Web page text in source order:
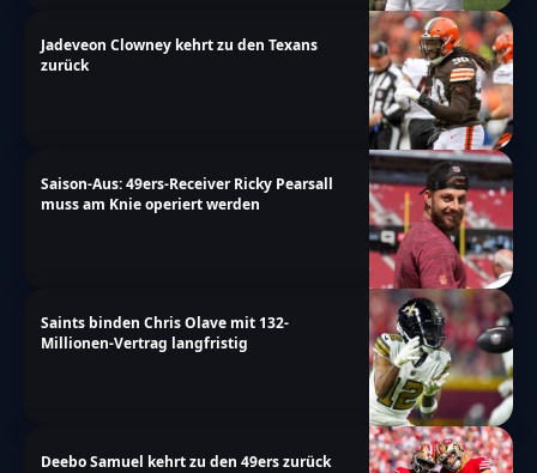
Jadeveon Clowney kehrt zu den Texans
zurück
Saison-Aus: 49ers-Receiver Ricky Pearsall
muss am Knie operiert werden
Saints binden Chris Olave mit 132-
Millionen-Vertrag langfristig
Deebo Samuel kehrt zu den 49ers zurück